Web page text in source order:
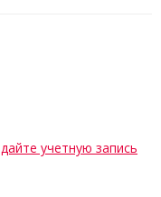
учетную запись